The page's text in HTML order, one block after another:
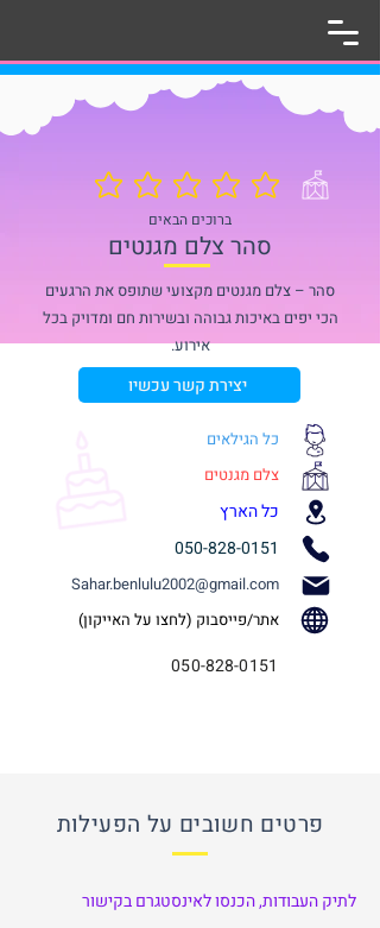
אין עדיין דירוגים
ברוכים הבאים
סהר צלם מגנטים
סהר – צלם מגנטים מקצועי שתופס את הרגעים
הכי יפים באיכות גבוהה ובשירות חם ומדויק בכל
אירוע.
יצירת קשר עכשיו
כל הגילאים
צלם מגנטים
כל הארץ
050-828-0151
Sahar.benlulu2002@gmail.com
אתר/פייסבוק (לחצו על האייקון)
050-828-0151
פרטים חשובים על הפעילות
לתיק העבודות, הכנסו לאינסטגרם בקישור